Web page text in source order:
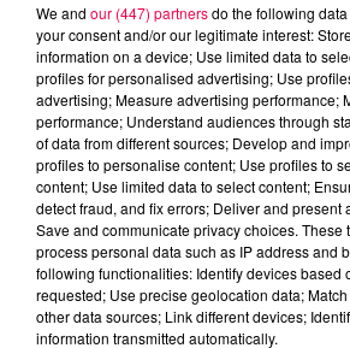
podcasts/2023/01/Le-Grand-Test-
We and our (447) partnersdo the following
your consent and/or our legitimate interest:
information on a device; Use limited data to
profiles for personalised advertising; Use
advertising; Measure advertising performance;
performance; Understand audiences through
of data from different sources; Develop and
profiles to personalise content; Use profiles to
content; Use limited data to select content;
detect fraud, and fix errors; Deliver and present
Save and communicate privacy choices. These
process personal data such as IP address and
following functionalities: Identify devices based
requested; Use precise geolocation data;
other data sources; Link different devices;
information transmitted automatically.